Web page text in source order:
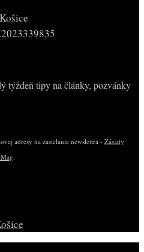
týždeň tipy na články, pozvánky
adresy na zasielanie newslettra - Zásady
.